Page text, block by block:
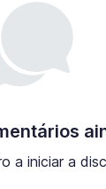
a iniciar a